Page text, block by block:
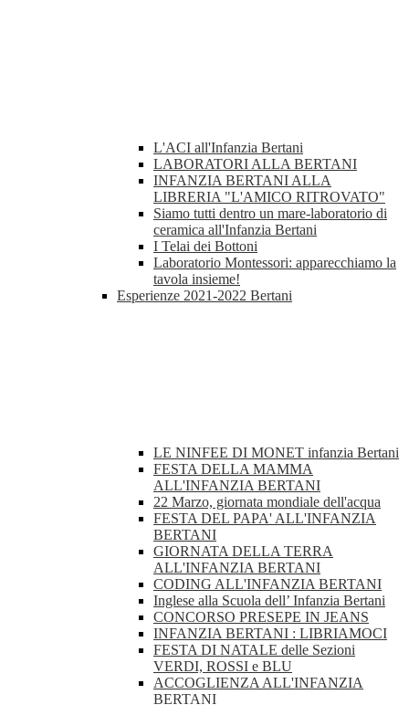
L'ACI all'Infanzia Bertani
LABORATORI ALLA BERTANI
INFANZIA BERTANI ALLA
LIBRERIA "L'AMICO RITROVATO"
Siamo tutti dentro un mare-laboratorio di
ceramica all'Infanzia Bertani
I Telai dei Bottoni
Laboratorio Montessori: apparecchiamo la
tavola insieme!
Esperienze 2021-2022 Bertani
LE NINFEE DI MONET infanzia Bertani
FESTA DELLA MAMMA
ALL'INFANZIA BERTANI
22 Marzo, giornata mondiale dell'acqua
FESTA DEL PAPA' ALL'INFANZIA
BERTANI
GIORNATA DELLA TERRA
ALL'INFANZIA BERTANI
CODING ALL'INFANZIA BERTANI
Inglese alla Scuola dell’ Infanzia Bertani
CONCORSO PRESEPE IN JEANS
INFANZIA BERTANI : LIBRIAMOCI
FESTA DI NATALE delle Sezioni
VERDI, ROSSI e BLU
ACCOGLIENZA ALL'INFANZIA
BERTANI